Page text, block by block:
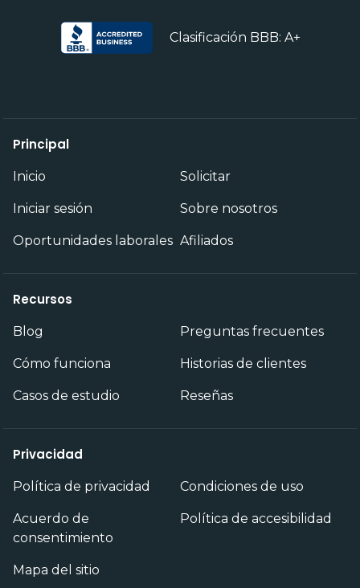
Clasificación BBB: A+
Principal
Inicio Solicitar
Iniciar sesión Sobre nosotros
Oportunidades laborales Afiliados
Recursos
Blog Preguntas frecuentes
Cómo funciona Historias de clientes
Casos de estudio Reseñas
Privacidad
Política de privacidad Condiciones de uso
Acuerdo de
consentimiento
Política de accesibilidad
Mapa del sitio